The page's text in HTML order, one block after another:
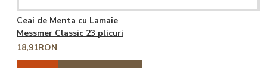
Ceai de Menta cu Lamaie
Messmer Classic 23 plicuri
18,91RON